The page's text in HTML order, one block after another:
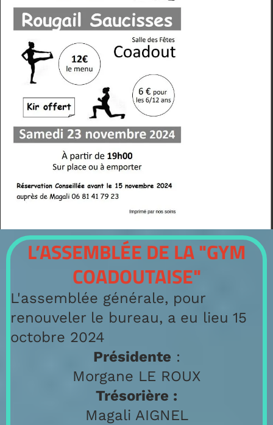
L’ASSEMBLÉE DE LA "GYM
COADOUTAISE"
L'assemblée générale, pour
renouveler le bureau, a eu lieu 15
octobre 2024
Présidente :
Morgane LE ROUX
Trésorière :
Magali AIGNEL